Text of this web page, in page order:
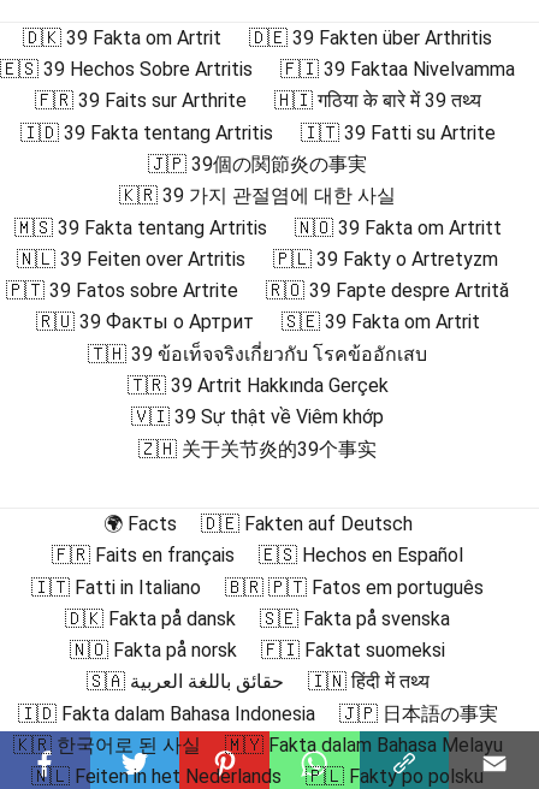
🇩🇰 39 Fakta om Artrit
🇩🇪 39 Fakten über Arthritis
🇪🇸 39 Hechos Sobre Artritis
🇫🇮 39 Faktaa Nivelvamma
🇫🇷 39 Faits sur Arthrite
🇭🇮 गठिया के बारे में 39 तथ्य
🇮🇩 39 Fakta tentang Artritis
🇮🇹 39 Fatti su Artrite
🇯🇵 39個の関節炎の事実
🇰🇷 39 가지 관절염에 대한 사실
🇲🇸 39 Fakta tentang Artritis
🇳🇴 39 Fakta om Artritt
🇳🇱 39 Feiten over Artritis
🇵🇱 39 Fakty o Artretyzm
🇵🇹 39 Fatos sobre Artrite
🇷🇴 39 Fapte despre Artrită
🇷🇺 39 Факты о Артрит
🇸🇪 39 Fakta om Artrit
🇹🇭 39 ข้อเท็จจริงเกี่ยวกับ โรคข้ออักเสบ
🇹🇷 39 Artrit Hakkında Gerçek
🇻🇮 39 Sự thật về Viêm khớp
🇿🇭 关于关节炎的39个事实
🌍 Facts
🇩🇪 Fakten auf Deutsch
🇫🇷 Faits en français
🇪🇸 Hechos en Español
🇮🇹 Fatti in Italiano
🇧🇷 🇵🇹 Fatos em português
🇩🇰 Fakta på dansk
🇸🇪 Fakta på svenska
🇳🇴 Fakta på norsk
🇫🇮 Faktat suomeksi
🇸🇦 حقائق باللغة العربية
🇮🇳 हिंदी में तथ्य
🇮🇩 Fakta dalam Bahasa Indonesia
🇯🇵 日本語の事実
🇰🇷 한국어로 된 사실
🇲🇾 Fakta dalam Bahasa Melayu
🇳🇱 Feiten in het Nederlands
🇵🇱 Fakty po polsku